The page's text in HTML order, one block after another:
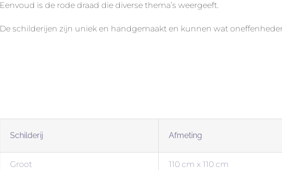
Eenvoud is de rode draad die diverse thema’s weergeeft.
De schilderijen zijn uniek en handgemaakt en kunnen wat
Schilderij Afmeting
Groot 110 cm x 110 cm